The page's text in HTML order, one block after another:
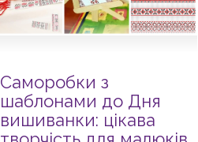
Саморобки з
шаблонами до Дня
вишиванки: цікава